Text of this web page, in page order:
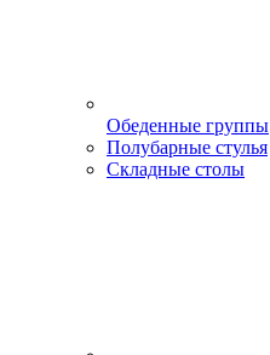
Обеденные группы
Полубарные стулья
Складные столы